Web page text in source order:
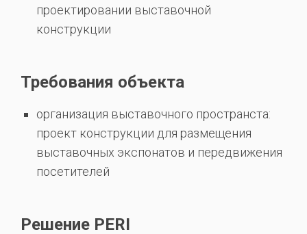
проектировании выставочной
конструкции
Требования объекта
организация выставочного пространста:
проект конструкции для размещения
выставочных экспонатов и передвижения
посетителей
Решение PERI